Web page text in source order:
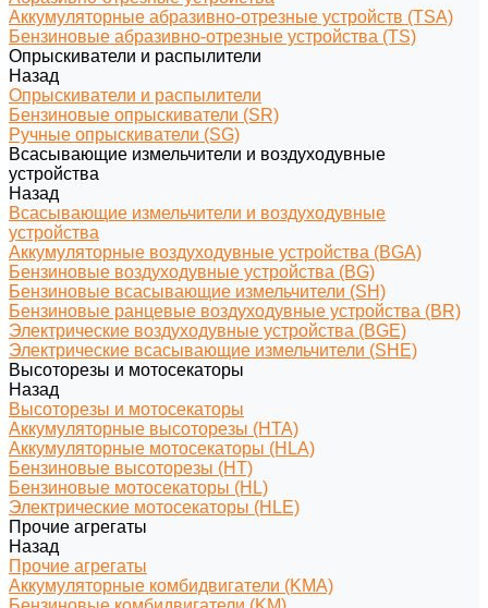
Аккумуляторные абразивно-отрезные устройств (TSA)
Бензиновые абразивно-отрезные устройства (TS)
Опрыскиватели и распылители
Назад
Опрыскиватели и распылители
Бензиновые опрыскиватели (SR)
Ручные опрыскиватели (SG)
Всасывающие измельчители и воздуходувные
устройства
Назад
Всасывающие измельчители и воздуходувные
устройства
Аккумуляторные воздуходувные устройства (BGA)
Бензиновые воздуходувные устройства (BG)
Бензиновые всасывающие измельчители (SH)
Бензиновые ранцевые воздуходувные устройства (BR)
Электрические воздуходувные устройства (BGE)
Электрические всасывающие измельчители (SHE)
Высоторезы и мотосекаторы
Назад
Высоторезы и мотосекаторы
Аккумуляторные высоторезы (HTA)
Аккумуляторные мотосекаторы (HLA)
Бензиновые высоторезы (HT)
Бензиновые мотосекаторы (HL)
Электрические мотосекаторы (HLE)
Прочие агрегаты
Назад
Прочие агрегаты
Аккумуляторные комбидвигатели (KMA)